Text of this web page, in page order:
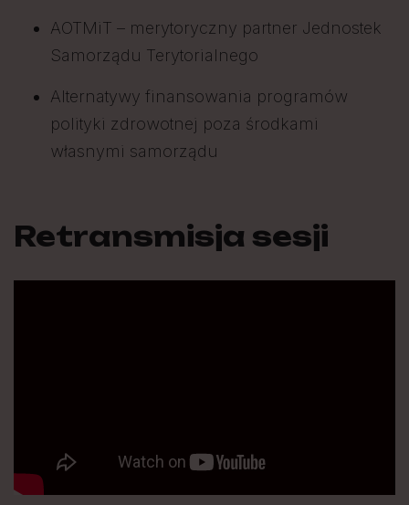
AOTMiT – merytoryczny partner Jednostek
Samorządu Terytorialnego
Alternatywy finansowania programów
polityki zdrowotnej poza środkami
własnymi samorządu
Retransmisja sesji